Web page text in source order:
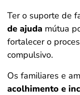
Ter o suporte de
de ajuda mútua
fortalecer o
compulsivo.
Os familiares e
acolhimento e